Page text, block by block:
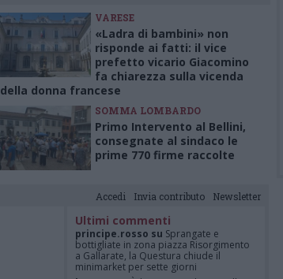
VARESE
«Ladra di bambini» non
risponde ai fatti: il vice
prefetto vicario Giacomino
fa chiarezza sulla vicenda
della donna francese
SOMMA LOMBARDO
Primo Intervento al Bellini,
consegnate al sindaco le
prime 770 firme raccolte
Accedi Invia contributo Newsletter
Ultimi commenti
principe.rosso su Sprangate e
bottigliate in zona piazza Risorgimento
a Gallarate, la Questura chiude il
minimarket per sette giorni